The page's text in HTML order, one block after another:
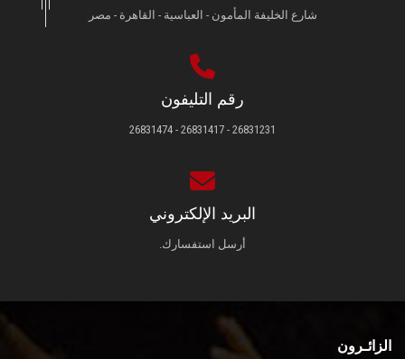
شارع الخليفة المأمون - العباسية - القاهرة - مصر
رقم التليفون
26831231 - 26831417 - 26831474
البريد الإلكتروني
أرسل استفسارك.
الزائـرون